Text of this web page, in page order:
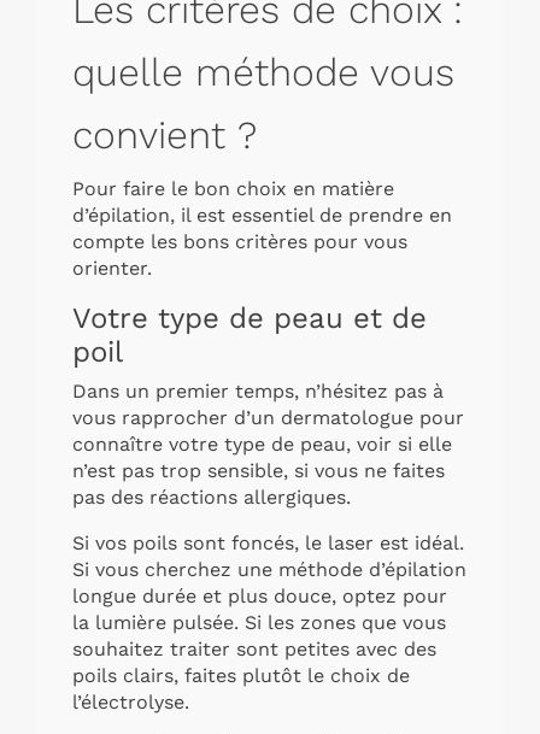
Les critères de choix :
quelle méthode vous
convient ?
Pour faire le bon choix en matière
d’épilation, il est essentiel de prendre en
compte les bons critères pour vous
orienter.
Votre type de peau et de
poil
Dans un premier temps, n’hésitez pas à
vous rapprocher d’un dermatologue pour
connaître votre type de peau, voir si elle
n’est pas trop sensible, si vous ne faites
pas des réactions allergiques.
Si vos poils sont foncés, le laser est idéal.
Si vous cherchez une méthode d’épilation
longue durée et plus douce, optez pour
la lumière pulsée. Si les zones que vous
souhaitez traiter sont petites avec des
poils clairs, faites plutôt le choix de
l’électrolyse.